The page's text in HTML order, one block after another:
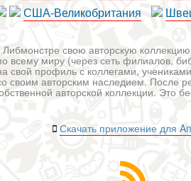
США-Великобритания
свою авторскую
всему миру (через сеть филиалов,
свой профиль с коллегами,
своим авторским наследием. После
авторской коллекции. Это
Скачать приложение для